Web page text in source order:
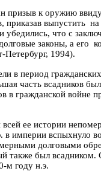
призыв к оружию
приказав выпустить на
что с
законы, а его
Петербург, 1994).
в период
часть всадников
в гражданской войне
ее истории
в империи вспыхнуло
долговыми
также был всадником.
м году н.э.